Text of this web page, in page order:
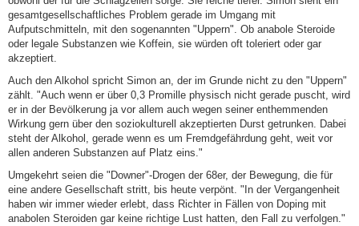
gesamtgesellschaftliches Problem gerade im Umgang mit
Aufputschmitteln, mit den sogenannten "Uppern". Ob anabole Steroide
oder legale Substanzen wie Koffein, sie würden oft toleriert oder gar
akzeptiert.
Auch den Alkohol spricht Simon an, der im Grunde nicht zu den "Uppern"
zählt. "Auch wenn er über 0,3 Promille physisch nicht gerade puscht, wird
er in der Bevölkerung ja vor allem auch wegen seiner enthemmenden
Wirkung gern über den soziokulturell akzeptierten Durst getrunken. Dabei
steht der Alkohol, gerade wenn es um Fremdgefährdung geht, weit vor
allen anderen Substanzen auf Platz eins."
Umgekehrt seien die "Downer"-Drogen der 68er, der Bewegung, die für
eine andere Gesellschaft stritt, bis heute verpönt. "In der Vergangenheit
haben wir immer wieder erlebt, dass Richter in Fällen von Doping mit
anabolen Steroiden gar keine richtige Lust hatten, den Fall zu verfolgen."